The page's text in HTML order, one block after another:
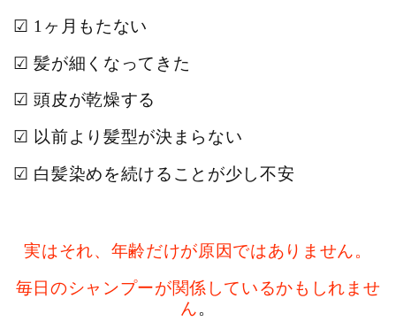
☑ 1ヶ月もたない
☑ 髪が細くなってきた
☑ 頭皮が乾燥する
☑ 以前より髪型が決まらない
☑ 白髪染めを続けることが少し不安
実はそれ、 年齢だけが原因ではありません。
毎日のシャンプーが関係しているかもしれませ
ん。